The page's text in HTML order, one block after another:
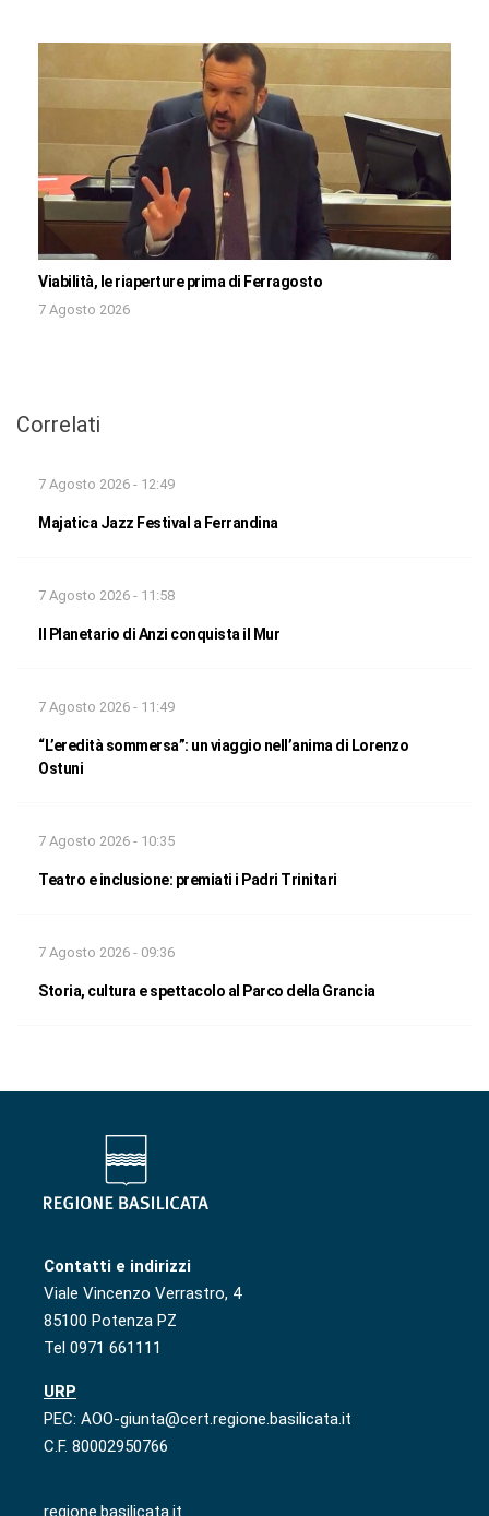
Viabilità, le riaperture prima di Ferragosto
7 Agosto 2026
Correlati
7 Agosto 2026 - 12:49
Majatica Jazz Festival a Ferrandina
7 Agosto 2026 - 11:58
Il Planetario di Anzi conquista il Mur
7 Agosto 2026 - 11:49
“L’eredità sommersa”: un viaggio nell’anima di Lorenzo
Ostuni
7 Agosto 2026 - 10:35
Teatro e inclusione: premiati i Padri Trinitari
7 Agosto 2026 - 09:36
Storia, cultura e spettacolo al Parco della Grancia
Contatti e indirizzi
Viale Vincenzo Verrastro, 4
85100 Potenza PZ
Tel 0971 661111
URP
PEC: AOO-giunta@cert.regione.basilicata.it
C.F. 80002950766
regione.basilicata.it